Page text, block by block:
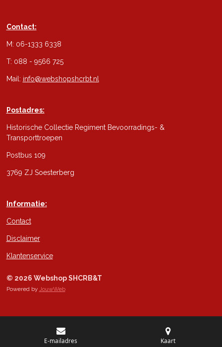
Contact:
M: 06-1333 6338
T: 088 - 9566 725
Mail: info@webshopshcrbt.nl
Postadres:
Historische Collectie Regiment Bevoorradings- &
Transporttroepen
Postbus 109
3769 ZJ Soesterberg
Informatie:
Contact
Disclaimer
Klantenservice
© 2026 Webshop SHCRB&T
Powered by JouwWeb
E-mailadres Kaart